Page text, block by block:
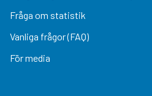
Fråga om statistik
Vanliga frågor (FAQ)
För media